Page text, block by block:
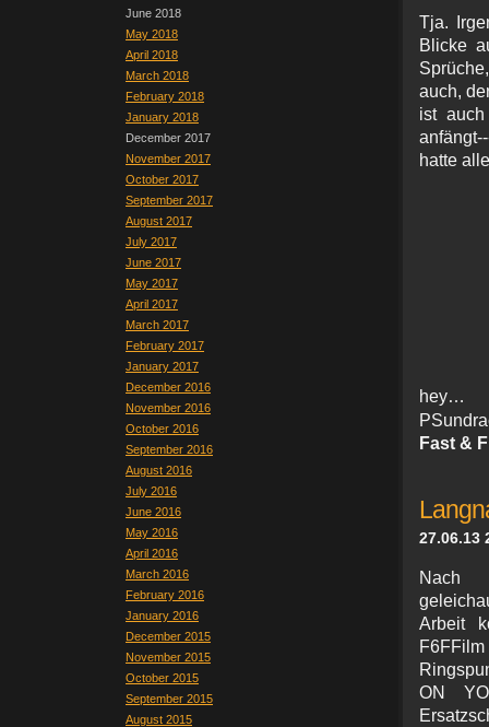
June 2018
May 2018
April 2018
March 2018
February 2018
January 2018
December 2017
November 2017
October 2017
September 2017
August 2017
July 2017
June 2017
May 2017
April 2017
March 2017
February 2017
January 2017
December 2016
November 2016
October 2016
September 2016
August 2016
July 2016
June 2016
May 2016
April 2016
March 2016
February 2016
January 2016
December 2015
November 2015
October 2015
September 2015
August 2015
Tja.
Blicke
auch,
ist
hatte
Fast &
27.06.13
Nach
Arbeit
ON